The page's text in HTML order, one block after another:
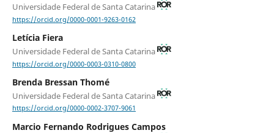
Universidade Federal de Santa Catarina
https://orcid.org/0000-0001-9263-0162
Letícia Fiera
Universidade Federal de Santa Catarina
https://orcid.org/0000-0003-0310-0800
Brenda Bressan Thomé
Universidade Federal de Santa Catarina
https://orcid.org/0000-0002-3707-9061
Marcio Fernando Rodrigues Campos